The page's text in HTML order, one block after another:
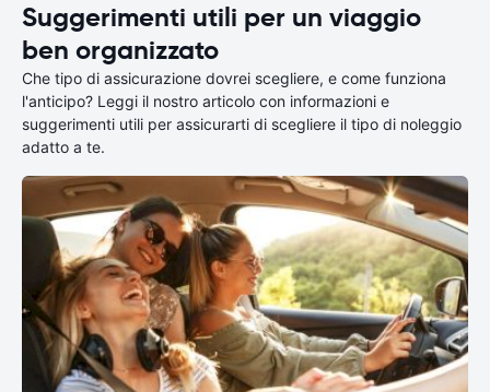
Suggerimenti utili per un viaggio
ben organizzato
Che tipo di assicurazione dovrei scegliere, e come funziona
l'anticipo? Leggi il nostro articolo con informazioni e
suggerimenti utili per assicurarti di scegliere il tipo di noleggio
adatto a te.